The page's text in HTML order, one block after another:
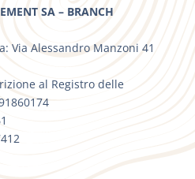
SA – BRANCH
Via Alessandro Manzoni 41
al Registro delle